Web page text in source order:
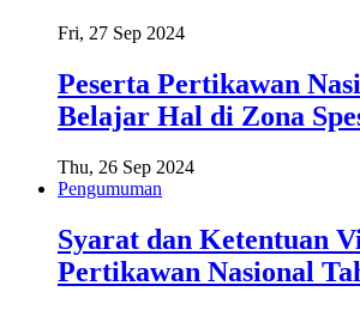
Fri, 27 Sep 2024
Peserta Pertikawan
Belajar Hal di Zona
Thu, 26 Sep 2024
Pengumuman
Syarat dan Ketentuan
Pertikawan Nasional